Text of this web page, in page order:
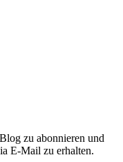
zu abonnieren und
E-Mail zu erhalten.